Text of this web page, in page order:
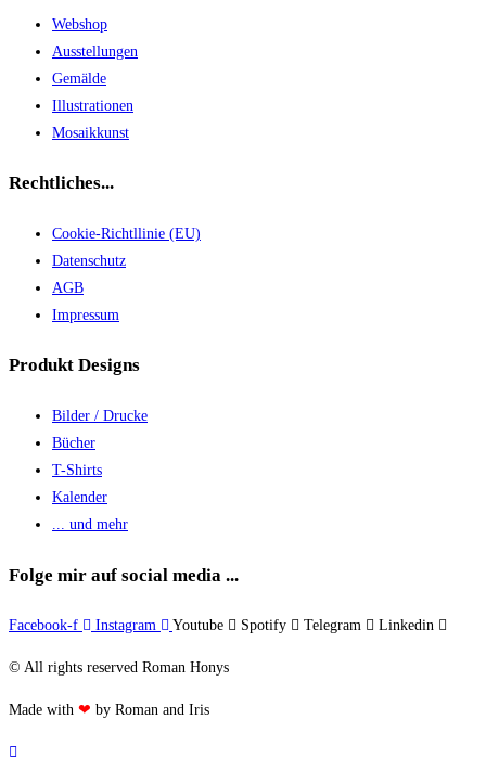
Webshop
Ausstellungen
Gemälde
Illustrationen
Mosaikkunst
Rechtliches...
Cookie-Richtllinie (EU)
Datenschutz
AGB
Impressum
Produkt Designs
Bilder / Drucke
Bücher
T-Shirts
Kalender
... und mehr
Folge mir auf social media ...
Facebook-f Instagram Youtube Spotify Telegram Linkedin
© All rights reserved Roman Honys
Made with ❤ by Roman and Iris